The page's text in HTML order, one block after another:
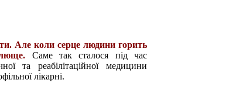
Але коли серце людини горить
Саме так сталося під час
та реабілітаційної медицини
лікарні.